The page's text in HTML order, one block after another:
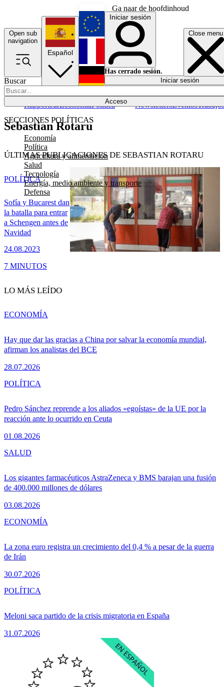
Ga naar de hoofdinhoud
Open sub
navigation
Close menu
Buscar
Acceso
SECCIONES POLÍTICAS
Economía
Política
Agricultura y alimentación
Salud
Tecnología
Energía, medio ambiente y transporte
Defensa
RapporteurEconomíaPolítica NewslettersEventosTrabajos
Español
English
Français
Iniciar sesión
Has cerrado sesión.
Iniciar sesión
Sebastian Rotaru
ÚLTIMAS PUBLICACIONES DE SEBASTIAN ROTARU
Sofía y Bucarest dan
la batalla para entrar
a Schengen antes de
Navidad
24.08.2023
POLÍTICA
7 MINUTOS
LO MÁS LEÍDO
Hay que dar las gracias a China por salvar la economía mundial,
afirman los analistas del BCE
28.07.2026
ECONOMÍA
Pedro Sánchez reprende a los aliados «egoístas» de la UE por la
reacción ante lo ocurrido en Ceuta
01.08.2026
POLÍTICA
Los gigantes farmacéuticos AstraZeneca y BMS barajan una fusión
de 400.000 millones de dólares
03.08.2026
SALUD
La zona euro registra un crecimiento del 0,4 % a pesar de la guerra
de Irán
30.07.2026
ECONOMÍA
Meloni saca partido de la crisis migratoria en España
31.07.2026
POLÍTICA